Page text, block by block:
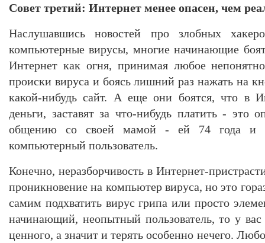
Совет третий: Интернет менее опасен, чем
Наслушавшись новостей про злобных
компьютерные вирусы, многие начинающие
Интернет как огня, принимая любое
происки вируса и боясь лишний раз нажать на
какой-нибудь сайт. А еще они боятся, что в
деньги, заставят за что-нибудь платить - это
общению со своей мамой - ей 74 года и
компьютерный пользователь.
Конечно, неразборчивость в Интернет-
проникновение на компьютер вируса, но это
самим подхватить вирус грипа или просто
начинающий, неопытный пользователь, то у
ценного, а значит и терять особенно нечего.